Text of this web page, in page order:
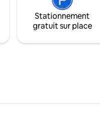
Stationnement
gratuit sur place